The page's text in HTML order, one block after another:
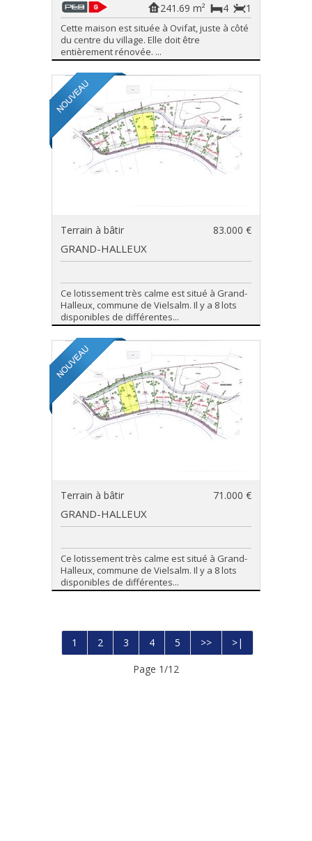
1
4
241.69 m²
Cette maison est située à Ovifat, juste à côté
du centre du village. Elle doit être
entièrement rénovée. ...
Terrain à bâtir 83.000 €
GRAND-HALLEUX
Ce lotissement très calme est situé à Grand-
Halleux, commune de Vielsalm. Il y a 8 lots
disponibles de différentes...
Terrain à bâtir 71.000 €
GRAND-HALLEUX
Ce lotissement très calme est situé à Grand-
Halleux, commune de Vielsalm. Il y a 8 lots
disponibles de différentes...
1 2 3 4 5 >>
>|
Page 1/12